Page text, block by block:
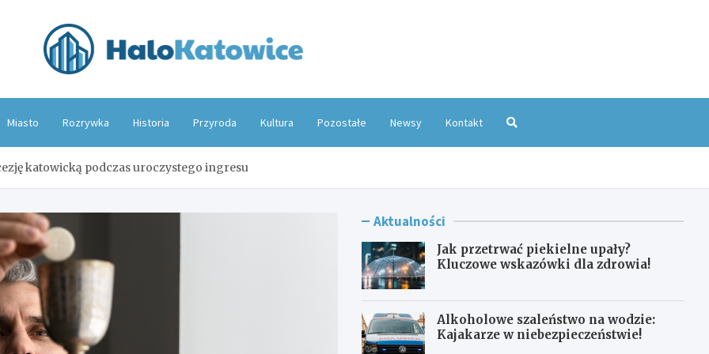
Miasto Rozrywka Historia Przyroda Kultura Pozostałe Newsy Kontakt
katowicką podczas uroczystego ingresu
Aktualności
Jak przetrwać piekielne upały?
Kluczowe wskazówki dla zdrowia!
Alkoholowe szaleństwo na wodzie:
Kajakarze w niebezpieczeństwie!